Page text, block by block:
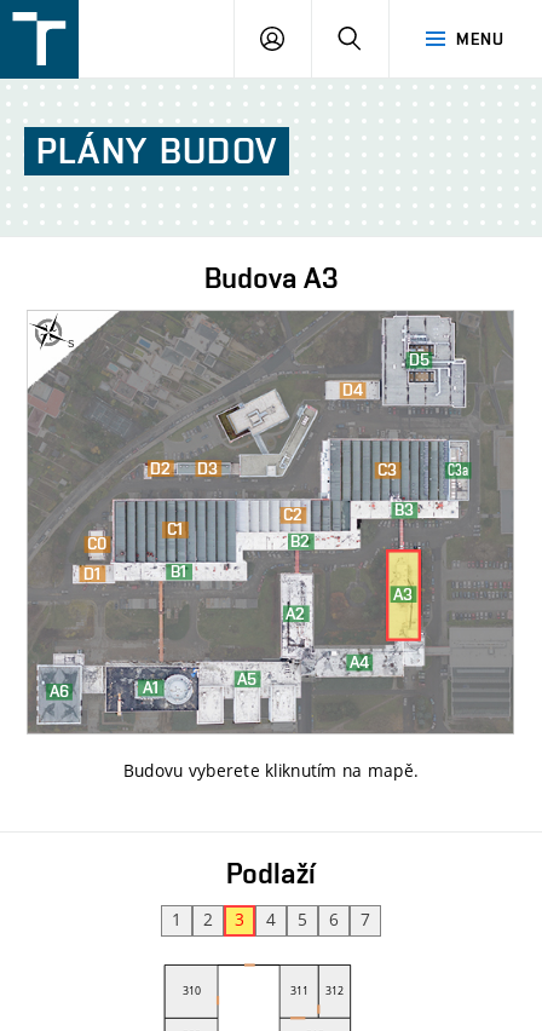
v
Brně
MENU
PŘIHLÁŠENÍ
PLÁNY BUDOV
Budova A3
Budovu vyberete kliknutím na mapě.
Podlaží
1 2 3 4 5 6 7